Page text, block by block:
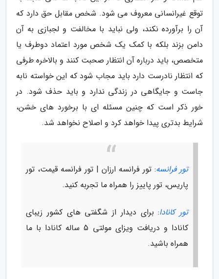
توقع غیرانسانی معروف می شود. شخص مقابل حق دارد که
آن را برآورده نکند، ولی نباید با مخالفت و لجبازی به آن
دامن بزند بلکه با کمک یک شخص مورد اعتماد دوطرف یا
متخصص، باید درباره آن انتظار صحبت کنند و بالاخره طرفی
که انتظار نادرست دارد باید مجاب شود که این خواسته نابه
جاست و جایگاهی در زندگی ندارد و باید حذف شود. در
خور ذکر است که چنین مسئله ای با برخورد های خشن،
شرایط بدتری پیدا خواهد کرد و اصلاح نخواهد شد.
تور فرانسه: تور فرانسه ارزان | تور فرانسه قیمت، تور
پاریس، تور پاییز را همراه ما تجربه کنید.
تور کانادا: برای دیدار از شگفتی های کشور زیبای
کانادا و دریافت ویزای مولتی 5 ساله کانادا با ما
همراه باشید.